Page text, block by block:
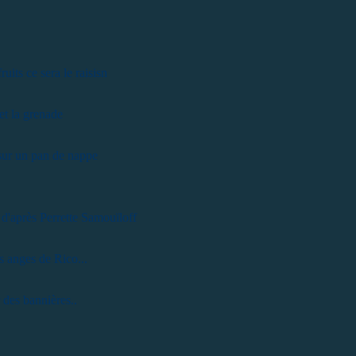
ce sera le raisisn
et la grenade
un pan de nappe
Perrette Samouïloff
anges de Rico...
des bannières..